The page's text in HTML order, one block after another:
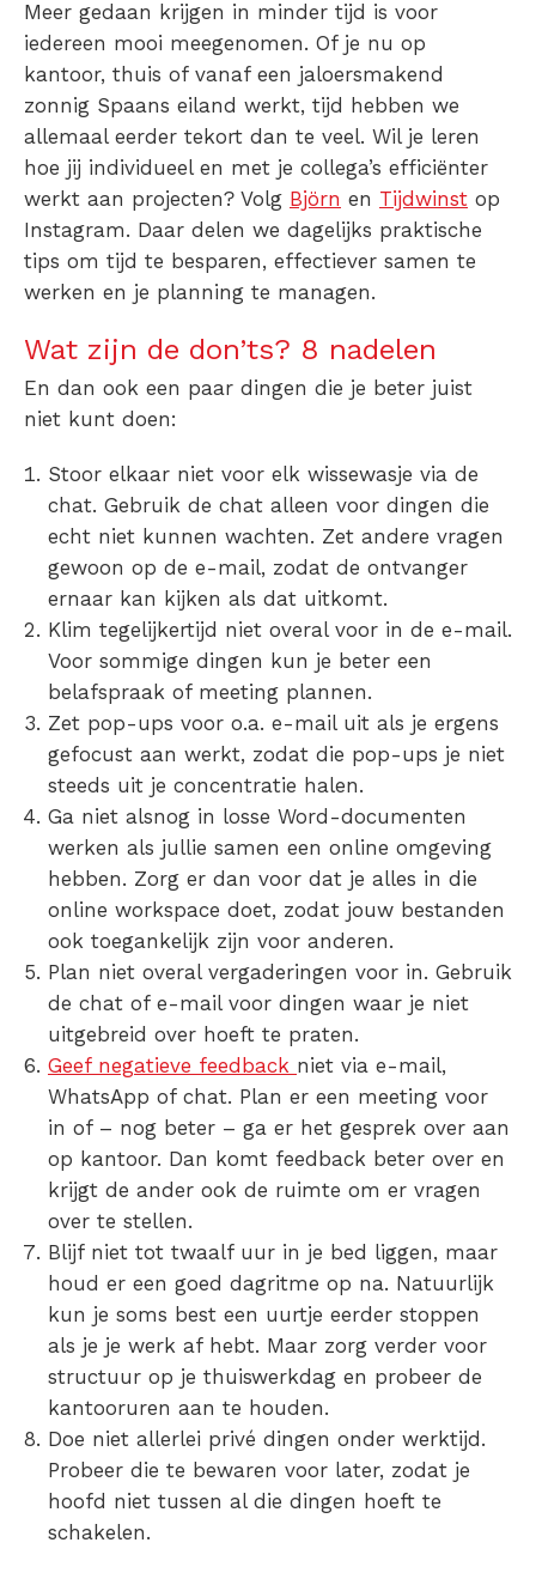
Meer gedaan krijgen in minder tijd is voor
iedereen mooi meegenomen. Of je nu op
kantoor, thuis of vanaf een jaloersmakend
zonnig Spaans eiland werkt, tijd hebben we
allemaal eerder tekort dan te veel. Wil je leren
hoe jij individueel en met je collega’s efficiënter
werkt aan projecten? Volg Björn en Tijdwinst op
Instagram. Daar delen we dagelijks praktische
tips om tijd te besparen, effectiever samen te
werken en je planning te managen.
Wat zijn de don’ts? 8 nadelen
En dan ook een paar dingen die je beter juist
niet kunt doen:
Stoor elkaar niet voor elk wissewasje via de
chat. Gebruik de chat alleen voor dingen die
echt niet kunnen wachten. Zet andere vragen
gewoon op de e-mail, zodat de ontvanger
ernaar kan kijken als dat uitkomt.
Klim tegelijkertijd niet overal voor in de e-mail.
Voor sommige dingen kun je beter een
belafspraak of meeting plannen.
Zet pop-ups voor o.a. e-mail uit als je ergens
gefocust aan werkt, zodat die pop-ups je niet
steeds uit je concentratie halen.
Ga niet alsnog in losse Word-documenten
werken als jullie samen een online omgeving
hebben. Zorg er dan voor dat je alles in die
online workspace doet, zodat jouw bestanden
ook toegankelijk zijn voor anderen.
Plan niet overal vergaderingen voor in. Gebruik
de chat of e-mail voor dingen waar je niet
uitgebreid over hoeft te praten.
Geef negatieve feedback niet via e-mail,
WhatsApp of chat. Plan er een meeting voor
in of – nog beter – ga er het gesprek over aan
op kantoor. Dan komt feedback beter over en
krijgt de ander ook de ruimte om er vragen
over te stellen.
Blijf niet tot twaalf uur in je bed liggen, maar
houd er een goed dagritme op na. Natuurlijk
kun je soms best een uurtje eerder stoppen
als je je werk af hebt. Maar zorg verder voor
structuur op je thuiswerkdag en probeer de
kantooruren aan te houden.
Doe niet allerlei privé dingen onder werktijd.
Probeer die te bewaren voor later, zodat je
hoofd niet tussen al die dingen hoeft te
schakelen.